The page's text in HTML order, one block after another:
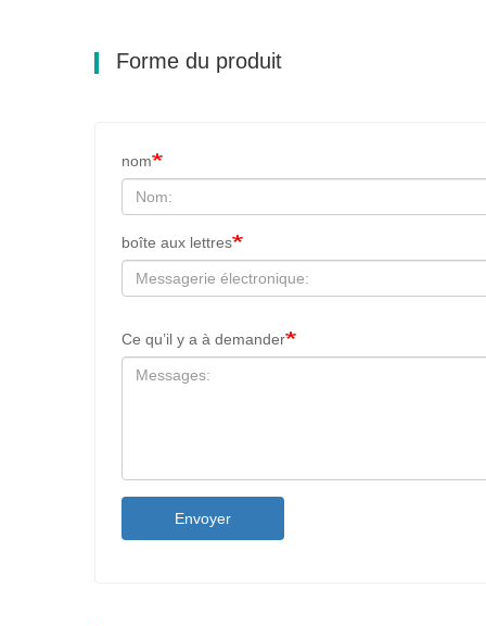
Forme du produit
nom
boîte aux lettres
Ce qu’il y a à demander
Envoyer